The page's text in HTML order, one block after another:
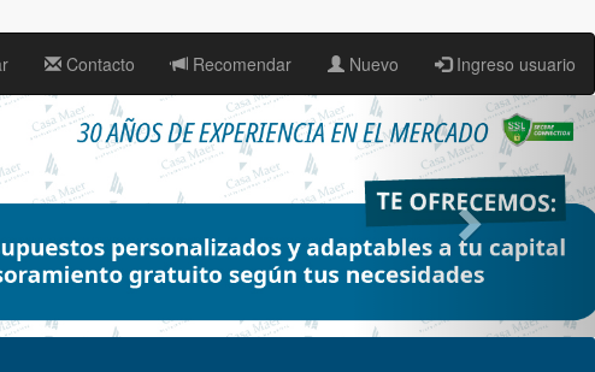
Contacto Recomendar Nuevo Ingreso usuario